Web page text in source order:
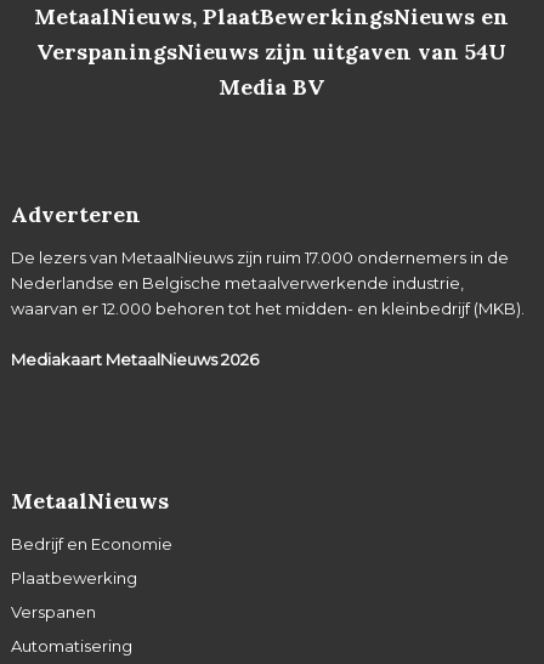
MetaalNieuws, PlaatBewerkingsNieuws en
VerspaningsNieuws zijn uitgaven van 54U
Media BV
Adverteren
De lezers van MetaalNieuws zijn ruim 17.000 ondernemers in de
Nederlandse en Belgische metaalverwerkende industrie,
waarvan er 12.000 behoren tot het midden- en kleinbedrijf (MKB).
Mediakaart MetaalNieuws2026
MetaalNieuws
Bedrijf en Economie
Plaatbewerking
Verspanen
Automatisering